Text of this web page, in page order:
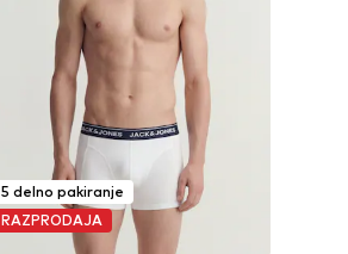
5 delno pakiranje
RAZPRODAJA